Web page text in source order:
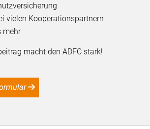
vielen Kooperationspartnern
mehr
macht den ADFC stark!